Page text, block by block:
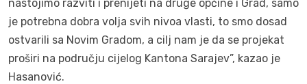
nastojimo razviti i prenijeti na druge općine i Grad, samo
je potrebna dobra volja svih nivoa vlasti, to smo dosad
ostvarili sa Novim Gradom, a cilj nam je da se projekat
proširi na području cijelog Kantona Sarajev”, kazao je
Hasanović.